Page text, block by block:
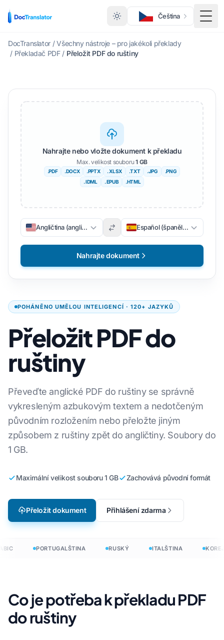
Čeština
DocTranslator / Všechny nástroje – pro jakékoli překlady
/ Překladač PDF / Přeložit PDF do ruštiny
POHÁNĚNO UMĚLOU INTELIGENCÍ · 120+ JAZYKŮ
Přeložit PDF do
ruštiny
Převeďte anglické PDF do ruštiny se správně
vykresleným azbukovým textem a nedotčeným
původním rozložením nebo přeložte jiným
způsobem z ruštiny zpět do angličtiny. Soubory do
1 GB.
Maximální velikost souboru 1 GB Zachovává původní formát
Přeložit dokument Přihlášení zdarma
Nahrajte nebo vložte dokument k překladu
Max. velikost souboru1 GB
.PDF .DOCX .PPTX . XLSX .TXT .JPG
.PNG
. IDML
. EPUB .HTML
Angličtina (angličtina) Español (španělsky)
Nahrajte dokument
PORTUGALŠTINA RUSKÝ ITALŠTINA
Co je potřeba k překladu PDF
do ruštiny